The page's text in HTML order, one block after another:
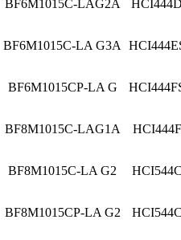
BF6M1015C-LAG2A
BF6M1015C-LA G3A
BF6M1015CP-LA G
BF8M1015C-LAG1A HCI444F
BF8M1015C-LA G2
BF8M1015CP-LA G2